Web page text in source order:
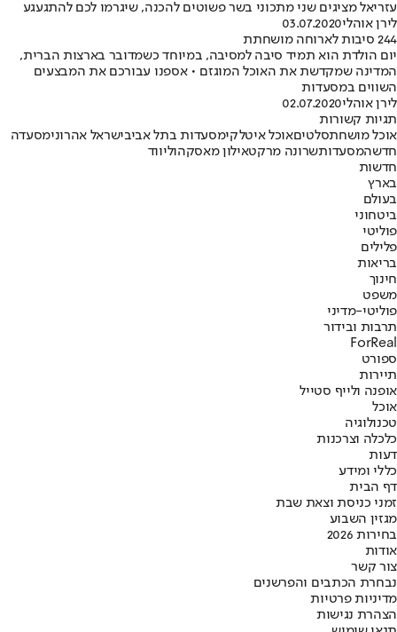
עזריאל מציגים שני מתכוני בשר פשוטים להכנה, שיגרמו לכם להתגעגע
לירן אוהלי03.07.2020
244 סיבות לארוחה מושחתת
יום הולדת הוא תמיד סיבה למסיבה, במיוחד כשמדובר בארצות הברית,
המדינה שמקדשת את האוכל המוגזם • אספנו עבורכם את המבצעים
השווים במסעדות
לירן אוהלי02.07.2020
תגיות קשורות
אוכל מושחתסלטיםאוכל איטלקימסעדות בתל אביבישראל אהרונימסעדה
חדשהמסעדותשרונה מרקטאילון מאסקהוליווד
חדשות
בארץ
בעולם
ביטחוני
פוליטי
פלילים
בריאות
חינוך
משפט
פוליטי-מדיני
תרבות ובידור
ForReal
ספורט
תיירות
אופנה ולייף סטייל
אוכל
טכנולוגיה
כלכלה וצרכנות
דעות
כללי ומידע
דף הבית
זמני כניסת וצאת שבת
מגזין השבוע
בחירות 2026
אודות
צור קשר
נבחרת הכתבים והפרשנים
מדיניות פרטיות
הצהרת נגישות